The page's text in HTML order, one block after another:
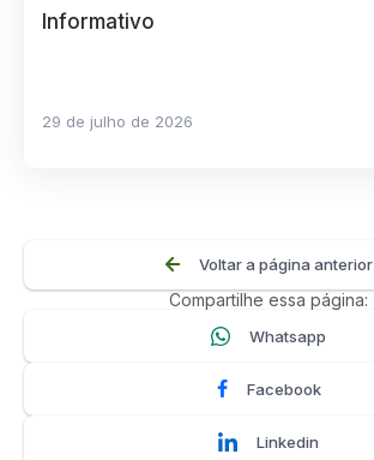
Informativo
29 de julho de 2026
Voltar a página anterior
Compartilhe essa página:
Whatsapp
Facebook
Linkedin